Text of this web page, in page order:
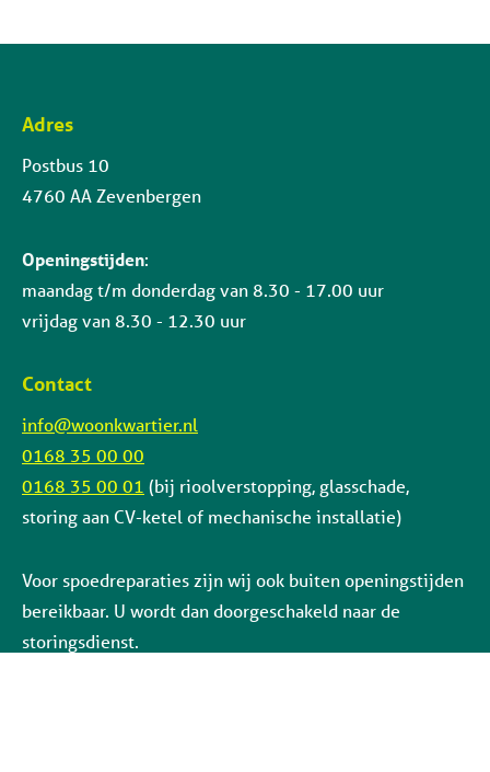
Contactinformatie
Adres
Postbus 10
4760 AA Zevenbergen
Openingstijden:
maandag t/m donderdag van 8.30 - 17.00 uur
vrijdag van 8.30 - 12.30 uur
Contact
info@woonkwartier.nl
0168 35 00 00
0168 35 00 01 (bij rioolverstopping, glasschade,
storing aan CV-ketel of mechanische installatie)
Voor spoedreparaties zijn wij ook buiten openingstijden
bereikbaar. U wordt dan doorgeschakeld naar de
storingsdienst.